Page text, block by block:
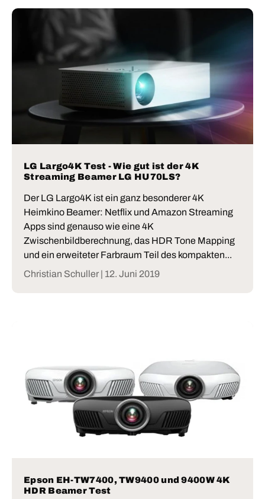
LG Largo4K Test - Wie gut ist der 4K
Streaming Beamer LG HU70LS?
Der LG Largo4K ist ein ganz besonderer 4K
Heimkino Beamer: Netflix und Amazon Streaming
Apps sind genauso wie eine 4K
Zwischenbildberechnung, das HDR Tone Mapping
und ein erweiteter Farbraum Teil des kompakten...
Christian Schuller | 12. Juni 2019
Epson EH-TW7400, TW9400 und 9400W 4K
HDR Beamer Test